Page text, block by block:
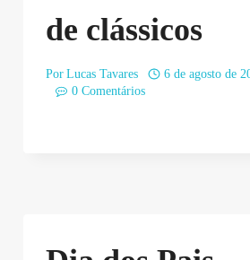
de clássicos
Por Lucas Tavares
6 de agosto de
0 Comentários